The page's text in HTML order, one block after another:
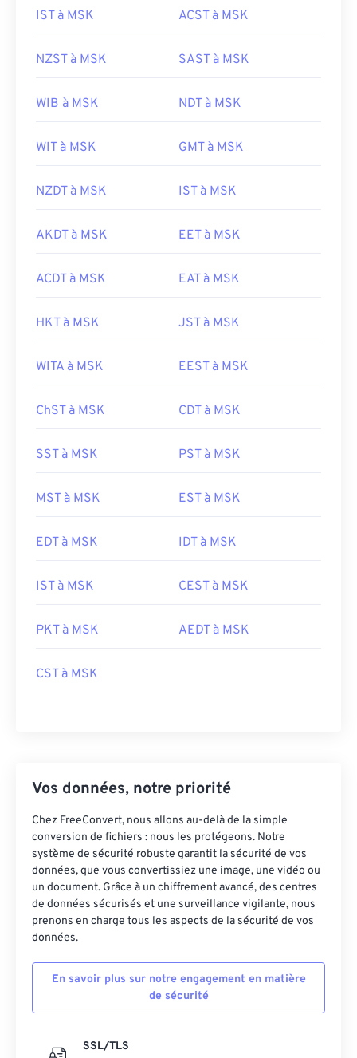
IST à MSK ACST à MSK
NZST à MSK SAST à MSK
WIB à MSK NDT à MSK
WIT à MSK GMT à MSK
NZDT à MSK IST à MSK
AKDT à MSK EET à MSK
ACDT à MSK EAT à MSK
HKT à MSK JST à MSK
WITA à MSK EEST à MSK
ChST à MSK CDT à MSK
SST à MSK PST à MSK
MST à MSK EST à MSK
EDT à MSK IDT à MSK
IST à MSK CEST à MSK
PKT à MSK AEDT à MSK
CST à MSK
Vos données, notre priorité
Chez FreeConvert, nous allons au-delà de la simple
conversion de fichiers : nous les protégeons. Notre
système de sécurité robuste garantit la sécurité de vos
données, que vous convertissiez une image, une vidéo ou
un document. Grâce à un chiffrement avancé, des centres
de données sécurisés et une surveillance vigilante, nous
prenons en charge tous les aspects de la sécurité de vos
données.
En savoir plus sur notre engagement en matière
de sécurité
SSL/TLS